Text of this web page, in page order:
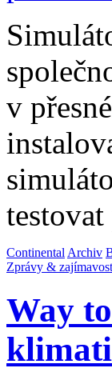
v
testovat
Continental Archiv
Zprávy &
Way